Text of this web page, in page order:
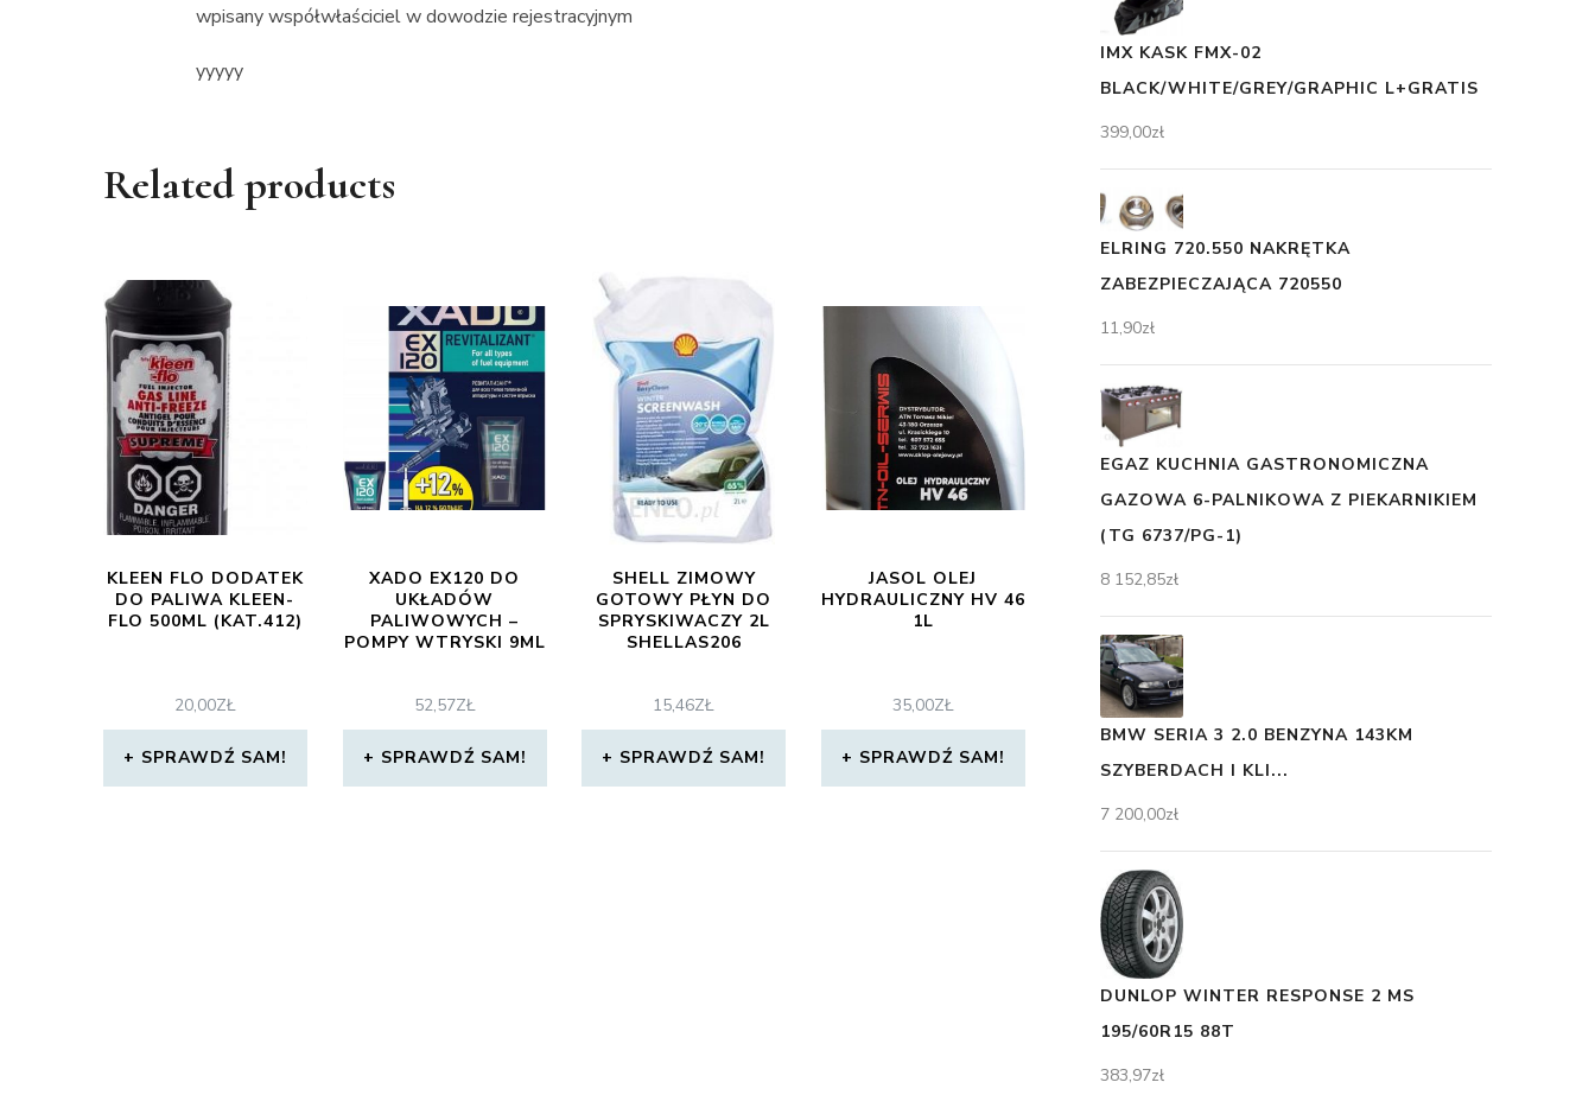
wpisany współwłaściciel w dowodzie rejestracyjnym
yyyyy
Related products
KLEEN FLO DODATEK
DO PALIWA KLEEN-
FLO 500ML (KAT.412)
20,00ZŁ
SPRAWDŹ SAM!
XADO EX120 DO
UKŁADÓW
PALIWOWYCH –
POMPY WTRYSKI 9ML
52,57ZŁ
SPRAWDŹ SAM!
SHELL ZIMOWY
GOTOWY PŁYN DO
SPRYSKIWACZY 2L
SHELLAS206
15,46ZŁ
SPRAWDŹ SAM!
JASOL OLEJ
HYDRAULICZNY HV 46
1L
35,00ZŁ
SPRAWDŹ SAM!
IMX KASK FMX-02
BLACK/WHITE/GREY/GRAPHIC L+GRATIS
399,00zł
ELRING 720.550 NAKRĘTKA
ZABEZPIECZAJĄCA 720550
11,90zł
EGAZ KUCHNIA GASTRONOMICZNA
GAZOWA 6-PALNIKOWA Z PIEKARNIKIEM
(TG 6737/PG-1)
8 152,85zł
BMW SERIA 3 2.0 BENZYNA 143KM
SZYBERDACH I KLI...
7 200,00zł
DUNLOP WINTER RESPONSE 2 MS
195/60R15 88T
383,97zł